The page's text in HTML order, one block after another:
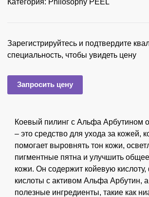
Зарегистрируйтесь и подтвердите
специальность, чтобы увидеть цену
Запросить цену
Коевый пилинг с Альфа Арбутином
– это средство для ухода за кожей,
помогает выровнять тон кожи,
пигментные пятна и улучшить
кожи. Он содержит койевую
кислоты с активом Альфа Арбутин,
полезные ингредиенты, такие как